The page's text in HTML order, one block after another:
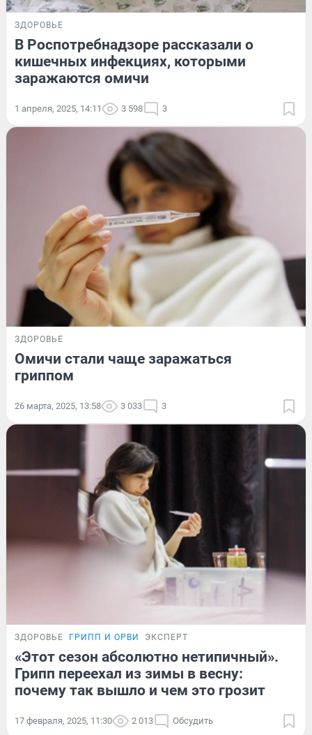
ЗДОРОВЬЕ
В Роспотребнадзоре рассказали о
кишечных инфекциях, которыми
заражаются омичи
1 апреля, 2025, 14:11 3 598 3
ЗДОРОВЬЕ
Омичи стали чаще заражаться
гриппом
26 марта, 2025, 13:58 3 033 3
ЗДОРОВЬЕ ГРИПП И ОРВИ ЭКСПЕРТ
«Этот сезон абсолютно нетипичный».
Грипп переехал из зимы в весну:
почему так вышло и чем это грозит
17 февраля, 2025, 11:30 2 013 Обсудить